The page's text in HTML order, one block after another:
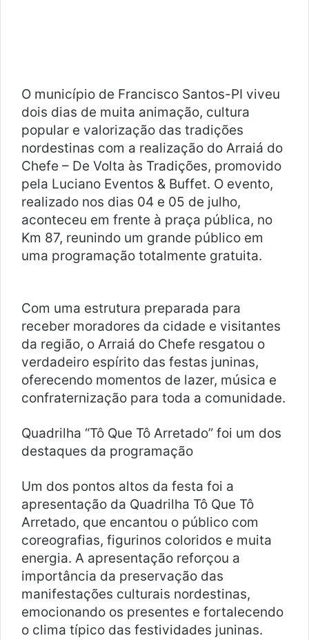
O município de Francisco Santos-PI viveu
dois dias de muita animação, cultura
popular e valorização das tradições
nordestinas com a realização do Arraiá do
Chefe – De Volta às Tradições, promovido
pela Luciano Eventos & Buffet. O evento,
realizado nos dias 04 e 05 de julho,
aconteceu em frente à praça pública, no
Km 87, reunindo um grande público em
uma programação totalmente gratuita.
Com uma estrutura preparada para
receber moradores da cidade e visitantes
da região, o Arraiá do Chefe resgatou o
verdadeiro espírito das festas juninas,
oferecendo momentos de lazer, música e
confraternização para toda a comunidade.
Quadrilha “Tô Que Tô Arretado” foi um dos
destaques da programação
Um dos pontos altos da festa foi a
apresentação da Quadrilha Tô Que Tô
Arretado, que encantou o público com
coreografias, figurinos coloridos e muita
energia. A apresentação reforçou a
importância da preservação das
manifestações culturais nordestinas,
emocionando os presentes e fortalecendo
o clima típico das festividades juninas.